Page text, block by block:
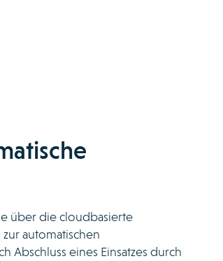
über die cloudbasierte
automatischen
Abschluss eines Einsatzes durch